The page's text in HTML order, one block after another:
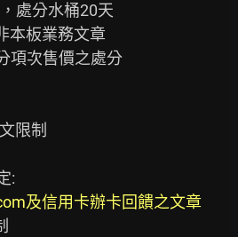
處分水桶20天
本板業務文章
項次售價之處分
限制
及信用卡辦卡回饋之文章